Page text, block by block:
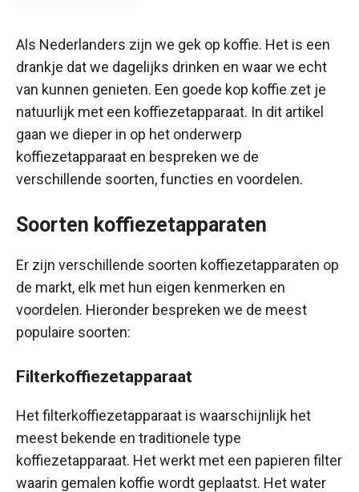
Als Nederlanders zijn we gek op koffie. Het is een
drankje dat we dagelijks drinken en waar we echt
van kunnen genieten. Een goede kop koffie zet je
natuurlijk met een koffiezetapparaat. In dit artikel
gaan we dieper in op het onderwerp
koffiezetapparaat en bespreken we de
verschillende soorten, functies en voordelen.
Soorten koffiezetapparaten
Er zijn verschillende soorten koffiezetapparaten op
de markt, elk met hun eigen kenmerken en
voordelen. Hieronder bespreken we de meest
populaire soorten:
Filterkoffiezetapparaat
Het filterkoffiezetapparaat is waarschijnlijk het
meest bekende en traditionele type
koffiezetapparaat. Het werkt met een papieren filter
waarin gemalen koffie wordt geplaatst. Het water